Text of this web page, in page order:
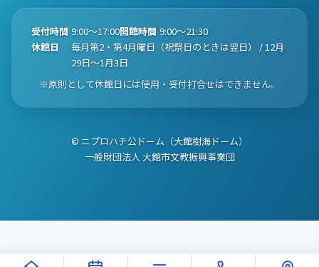
受付時間 9:00〜17:00開館時間 9:00〜21:30
休館日
毎月第2・第4月曜日（祝祭日のときは翌日） / 12月
29日〜1月3日
※原則として休館日には使用・受付打合せはできません。
© ニプロハチ公ドーム（大館樹海ドーム）
一般財団法人 大館市文教振興事業団